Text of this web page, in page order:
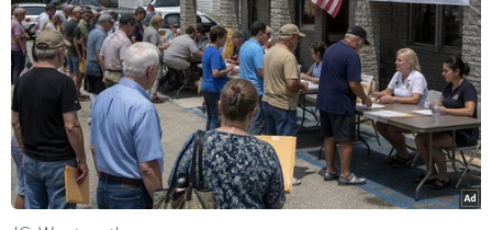
Trong một tuyên bố, JCS nêu rõ: "Cuộc tập trận
năm nay được mở rộng quy mô đểthúc đẩy khả
năng tác chiến chung nhằm sẵn sàng trước các
hành động khiêu khíchcủa Triều Tiên và một
cuộc chiến tranh tổng lực"./.
(Vietnam+)